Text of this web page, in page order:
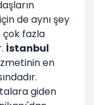
de aynı şey
çok fazla
İstanbul
en
giden